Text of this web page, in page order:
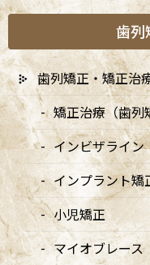
歯列
歯列矯正・矯正治
矯正治療（歯列
インビザライン
インプラント矯
小児矯正
マイオブレース